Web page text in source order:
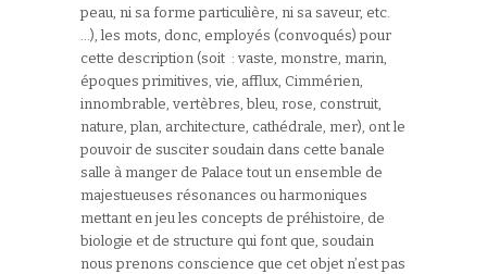
peau, ni sa forme particulière, ni sa saveur, etc.
…), les mots, donc, employés (convoqués) pour
cette description (soit : vaste, monstre, marin,
époques primitives, vie, afflux, Cimmérien,
innombrable, vertèbres, bleu, rose, construit,
nature, plan, architecture, cathédrale, mer), ont le
pouvoir de susciter soudain dans cette banale
salle à manger de Palace tout un ensemble de
majestueuses résonances ou harmoniques
mettant en jeu les concepts de préhistoire, de
biologie et de structure qui font que, soudain
nous prenons conscience que cet objet n’est pas